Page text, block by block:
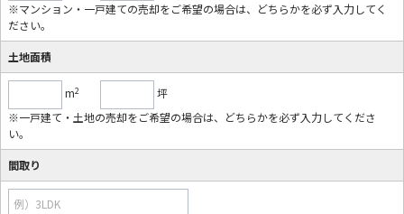
※マンション・一戸建ての売却をご希望の場合は、どちらかを必ず入力してく
ださい。
土地面積
m2
坪
※一戸建て・土地の売却をご希望の場合は、どちらかを必ず入力してくださ
い。
間取り
例）3LDK